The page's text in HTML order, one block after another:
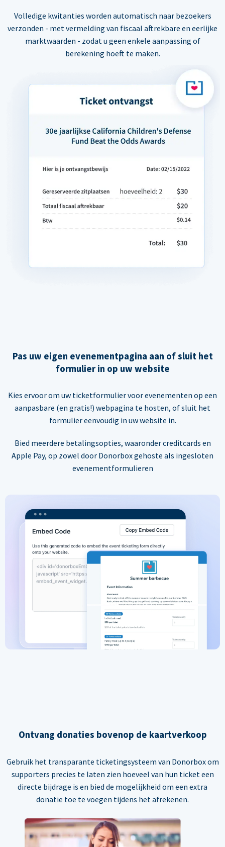
Volledige kwitanties worden automatisch naar bezoekers
verzonden - met vermelding van fiscaal aftrekbare en eerlijke
marktwaarden - zodat u geen enkele aanpassing of
berekening hoeft te maken.
Pas uw eigen evenementpagina aan of sluit het
formulier in op uw website
Kies ervoor om uw ticketformulier voor evenementen op een
aanpasbare (en gratis!) webpagina te hosten, of sluit het
formulier eenvoudig in uw website in.
Bied meerdere betalingsopties, waaronder creditcards en
Apple Pay, op zowel door Donorbox gehoste als ingesloten
evenementformulieren
Ontvang donaties bovenop de kaartverkoop
Gebruik het transparante ticketingsysteem van Donorbox om
supporters precies te laten zien hoeveel van hun ticket een
directe bijdrage is en bied de mogelijkheid om een extra
donatie toe te voegen tijdens het afrekenen.